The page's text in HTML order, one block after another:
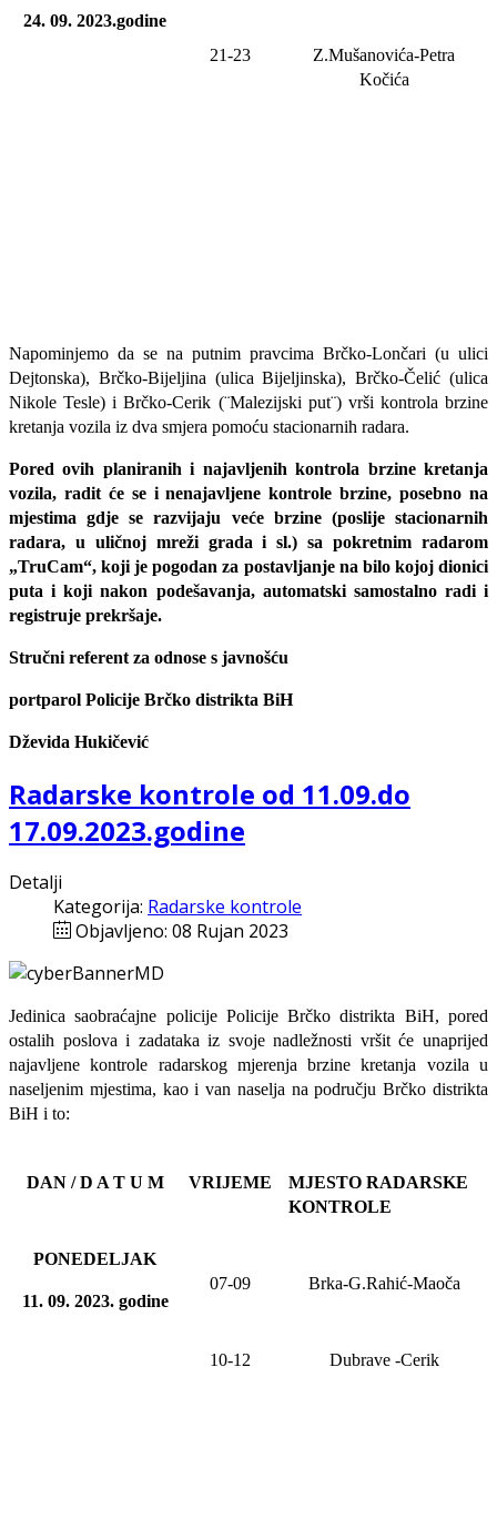
24. 09. 2023.godine
21-23
Z.Mušanovića-Petra
Kočića
Napominjemo da se na putnim pravcima Brčko-Lončari (u ulici
Dejtonska), Brčko-Bijeljina (ulica Bijeljinska), Brčko-Čelić (ulica
Nikole Tesle) i Brčko-Cerik (¨Malezijski put¨) vrši kontrola brzine
kretanja vozila iz dva smjera pomoću stacionarnih radara.
Pored ovih planiranih i najavljenih kontrola brzine kretanja
vozila, radit će se i nenajavljene kontrole brzine, posebno na
mjestima gdje se razvijaju veće brzine (poslije stacionarnih
radara, u uličnoj mreži grada i sl.) sa pokretnim radarom
„TruCam“, koji je pogodan za postavljanje na bilo kojoj dionici
puta i koji nakon podešavanja, automatski samostalno radi i
registruje prekršaje.
Stručni referent za odnose s javnošću
portparol Policije Brčko distrikta BiH
Dževida Hukičević
Radarske kontrole od 11.09.do
17.09.2023.godine
Detalji
Kategorija: Radarske kontrole
Objavljeno: 08 Rujan 2023
Jedinica saobraćajne policije Policije Brčko distrikta BiH, pored
ostalih poslova i zadataka iz svoje nadležnosti vršit će unaprijed
najavljene kontrole radarskog mjerenja brzine kretanja vozila u
naseljenim mjestima, kao i van naselja na području Brčko distrikta
BiH i to:
DAN / D A T U M VRIJEME
MJESTO RADARSKE
KONTROLE
PONEDELJAK
11. 09. 2023. godine
07-09 Brka-G.Rahić-Maoča
10-12 Dubrave-Cerik